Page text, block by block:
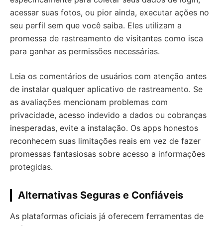
acessar suas fotos, ou pior ainda, executar ações no
seu perfil sem que você saiba. Eles utilizam a
promessa de rastreamento de visitantes como isca
para ganhar as permissões necessárias.
Leia os comentários de usuários com atenção antes
de instalar qualquer aplicativo de rastreamento. Se
as avaliações mencionam problemas com
privacidade, acesso indevido a dados ou cobranças
inesperadas, evite a instalação. Os apps honestos
reconhecem suas limitações reais em vez de fazer
promessas fantasiosas sobre acesso a informações
protegidas.
Alternativas Seguras e Confiáveis
As plataformas oficiais já oferecem ferramentas de